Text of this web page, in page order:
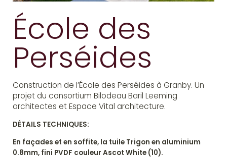
École des
Perséides
Construction de l’École des Perséides à Granby. Un
projet du consortium Bilodeau Baril Leeming
architectes et Espace Vital architecture.
DÉTAILS TECHNIQUES:
En façades et en soffite, la tuile Trigon en aluminium
0.8mm, fini PVDF couleur Ascot White (10).